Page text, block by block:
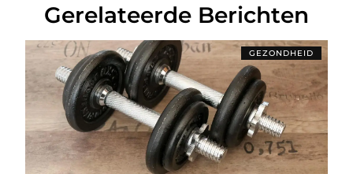
Gerelateerde Berichten
GEZONDHEID